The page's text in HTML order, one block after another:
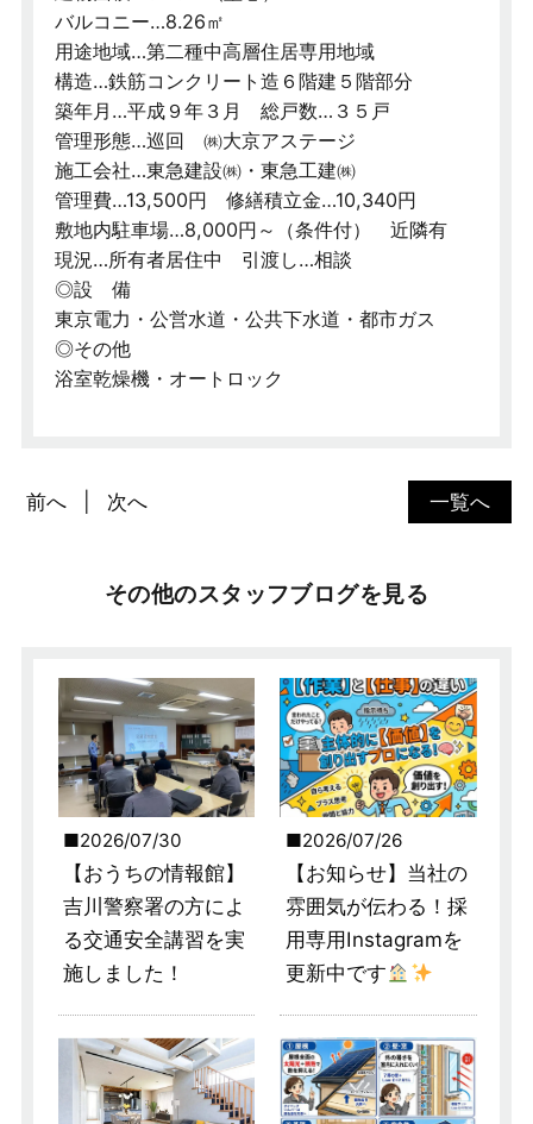
バルコニー…8.26㎡
用途地域…第二種中高層住居専用地域
構造…鉄筋コンクリート造６階建５階部分
築年月…平成９年３月 総戸数…３５戸
管理形態…巡回 ㈱大京アステージ
施工会社…東急建設㈱・東急工建㈱
管理費…13,500円 修繕積立金…10,340円
敷地内駐車場…8,000円～（条件付） 近隣有
現況…所有者居住中 引渡し…相談
◎設 備
東京電力・公営水道・公共下水道・都市ガス
◎その他
浴室乾燥機・オートロック
一覧へ
前へ 次へ
その他のスタッフブログを見る
2026/07/30
【おうちの情報館】
吉川警察署の方によ
る交通安全講習を実
施しました！
2026/07/26
【お知らせ】当社の
雰囲気が伝わる！採
用専用Instagramを
更新中です